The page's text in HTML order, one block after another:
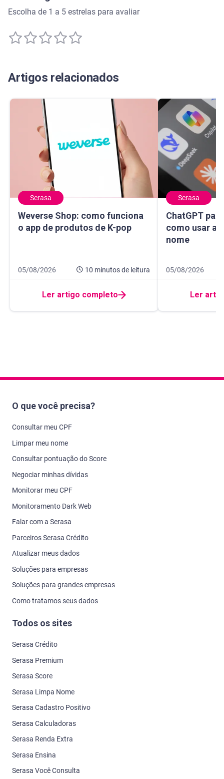
Escolha de 1 a 5 estrelas para avaliar
Artigos relacionados
Serasa
Weverse Shop: como funciona
o app de produtos de K-pop
Weverse Shop: como funciona o app de produtos de K-pop
Data de publicação 5 de agosto de 2026
05/08/2026 10 minutosde leitura
10 minutos de leitura
Ler artigo completo
Serasa
ChatGPT
como usar a
nome
ChatGPT para
Data de
05/08/2026
14 minutos de
Ler
O que você precisa?
Consultar meu CPF
Limpar meu nome
Consultar pontuação do Score
Negociar minhas dívidas
Monitorar meu CPF
Monitoramento Dark Web
Falar com a Serasa
Parceiros Serasa Crédito
Atualizar meus dados
Soluções para empresas
Soluções para grandes empresas
Como tratamos seus dados
Todos os sites
Serasa Crédito
Serasa Premium
Serasa Score
Serasa Limpa Nome
Serasa Cadastro Positivo
Serasa Calculadoras
Serasa Renda Extra
Serasa Ensina
Serasa Você Consulta